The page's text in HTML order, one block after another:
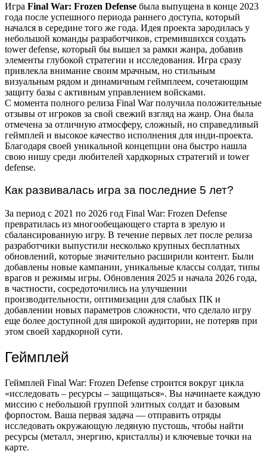
Игра Final War: Frozen Defense была выпущена в конце 2023
года после успешного периода раннего доступа, который
начался в середине того же года. Идея проекта зародилась у
небольшой команды разработчиков, стремившихся создать
tower defense, который бы вышел за рамки жанра, добавив
элементы глубокой стратегии и исследования. Игра сразу
привлекла внимание своим мрачным, но стильным
визуальным рядом и динамичным геймплеем, сочетающим
защиту базы с активным управлением войсками.
С момента полного релиза Final War получила положительные
отзывы от игроков за свой свежий взгляд на жанр. Она была
отмечена за отличную атмосферу, сложный, но справедливый
геймплей и высокое качество исполнения для инди-проекта.
Благодаря своей уникальной концепции она быстро нашла
свою нишу среди любителей хардкорных стратегий и tower
defense.
Как развивалась игра за последние 5 лет?
За период с 2021 по 2026 год Final War: Frozen Defense
превратилась из многообещающего старта в зрелую и
сбалансированную игру. В течение первых лет после релиза
разработчики выпустили несколько крупных бесплатных
обновлений, которые значительно расширили контент. Были
добавлены новые кампании, уникальные классы солдат, типы
врагов и режимы игры. Обновления 2025 и начала 2026 года,
в частности, сосредоточились на улучшении
производительности, оптимизации для слабых ПК и
добавлении новых параметров сложности, что сделало игру
еще более доступной для широкой аудитории, не потеряв при
этом своей хардкорной сути.
Геймплей
Геймплей Final War: Frozen Defense строится вокруг цикла
«исследовать – ресурсы – защищаться». Вы начинаете каждую
миссию с небольшой группой элитных солдат и базовым
форпостом. Ваша первая задача — отправить отряды
исследовать окружающую ледяную пустошь, чтобы найти
ресурсы (металл, энергию, кристаллы) и ключевые точки на
карте.